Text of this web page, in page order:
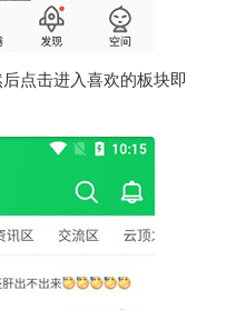
点击进入喜欢的板块即